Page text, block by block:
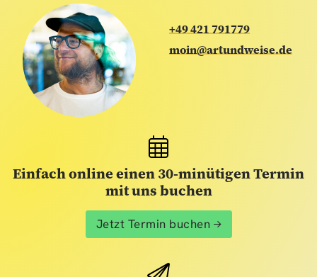
+49 421 791779
moin@artundweise.de
Einfach online einen 30-minütigen Termin
mit uns buchen
Jetzt Termin buchen